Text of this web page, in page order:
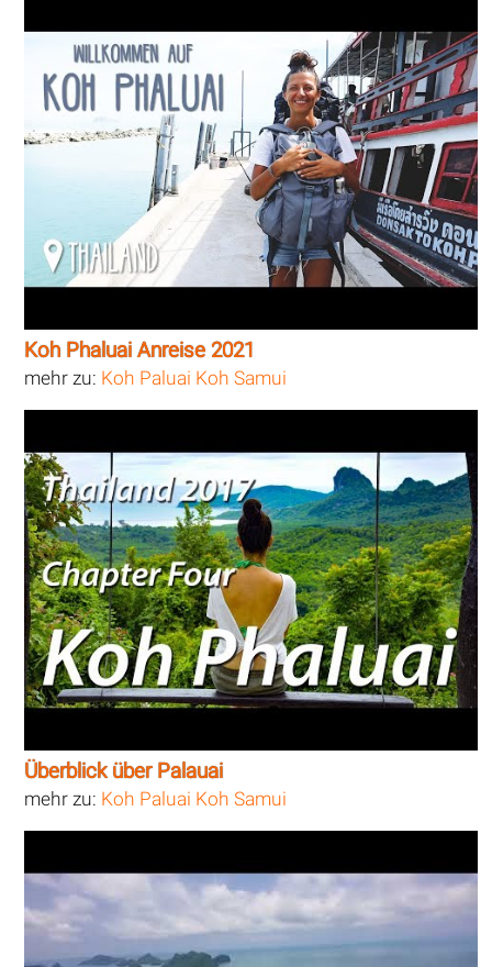
Koh Phaluai Anreise 2021
mehr zu: Koh Paluai Koh Samui
Überblick über Palauai
mehr zu: Koh Paluai Koh Samui